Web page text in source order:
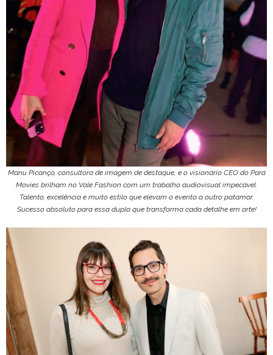
Manu Picanço, consultora de imagem de destaque, e o visionário CEO do Pará
Movies brilham no Vale Fashion com um trabalho audiovisual impecável.
Talento, excelência e muito estilo que elevam o evento a outro patamar.
Sucesso absoluto para essa dupla que transforma cada detalhe em arte!